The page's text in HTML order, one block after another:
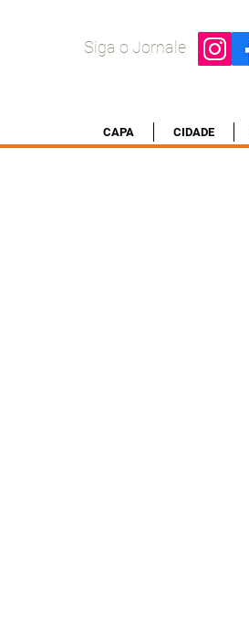
Siga o Jornale
CAPA CIDADE